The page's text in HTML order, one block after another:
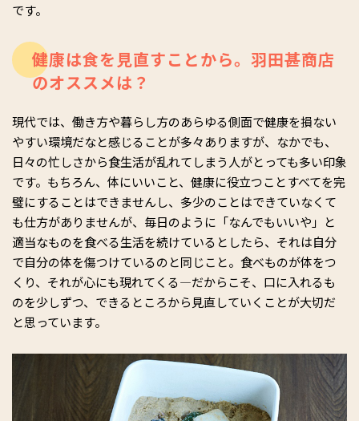
です。
健康は食を見直すことから。羽田甚商店
のオススメは？
現代では、働き方や暮らし方のあらゆる側面で健康を損ない
やすい環境だなと感じることが多々ありますが、なかでも、
日々の忙しさから食生活が乱れてしまう人がとっても多い印象
です。もちろん、体にいいこと、健康に役立つことすべてを完
璧にすることはできませんし、多少のことはできていなくて
も仕方がありませんが、毎日のように「なんでもいいや」と
適当なものを食べる生活を続けているとしたら、それは自分
で自分の体を傷つけているのと同じこと。食べものが体をつ
くり、それが心にも現れてくる―だからこそ、口に入れるも
のを少しずつ、できるところから見直していくことが大切だ
と思っています。